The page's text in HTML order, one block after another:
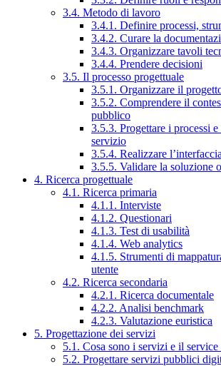
3.4. Metodo di lavoro
3.4.1. Definire processi,
3.4.2. Curare la
3.4.3. Organizzare tavoli
3.4.4. Prendere decisioni
3.5. Il processo progettuale
3.5.1. Organizzare il
3.5.2. Comprendere il
pubblico
3.5.3. Progettare i processi e
servizio
3.5.4. Realizzare
3.5.5. Validare la soluzione
4. Ricerca progettuale
4.1. Ricerca primaria
4.1.1. Interviste
4.1.2. Questionari
4.1.3. Test di usabilità
4.1.4. Web analytics
4.1.5. Strumenti di
utente
4.2. Ricerca secondaria
4.2.1. Ricerca documentale
4.2.2. Analisi benchmark
4.2.3. Valutazione euristica
5. Progettazione dei servizi
5.1. Cosa sono i servizi e il service
5.2. Progettare servizi pubblici